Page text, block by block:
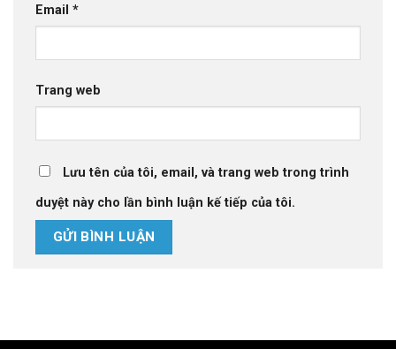
Email *
Trang web
Lưu tên của tôi, email, và trang web trong trình
duyệt này cho lần bình luận kế tiếp của tôi.